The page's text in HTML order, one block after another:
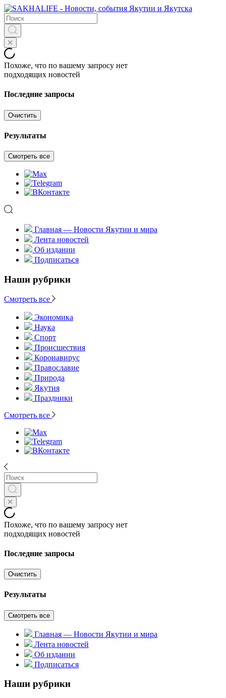
Похоже, что по вашему запросу нет
подходящих новостей
Последние запросы
Очистить
Результаты
Смотреть все
Главная — Новости Якутии и мира
Лента новостей
Об издании
Подписаться
Наши рубрики
Смотреть все
Экономика
Наука
Спорт
Происшествия
Коронавирус
Православие
Природа
Якутия
Праздники
Смотреть все
Похоже, что по вашему запросу нет
подходящих новостей
Последние запросы
Очистить
Результаты
Смотреть все
Главная — Новости Якутии и мира
Лента новостей
Об издании
Подписаться
Наши рубрики